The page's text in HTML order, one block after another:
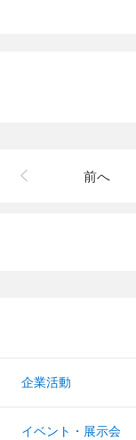
前へ
企業活動
イベント・展示会